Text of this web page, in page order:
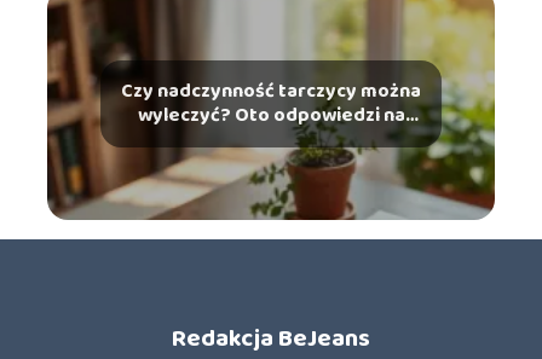
Czy nadczynność tarczycy można
wyleczyć? Oto odpowiedzi na
najważniejsze pytania
Redakcja BeJeans